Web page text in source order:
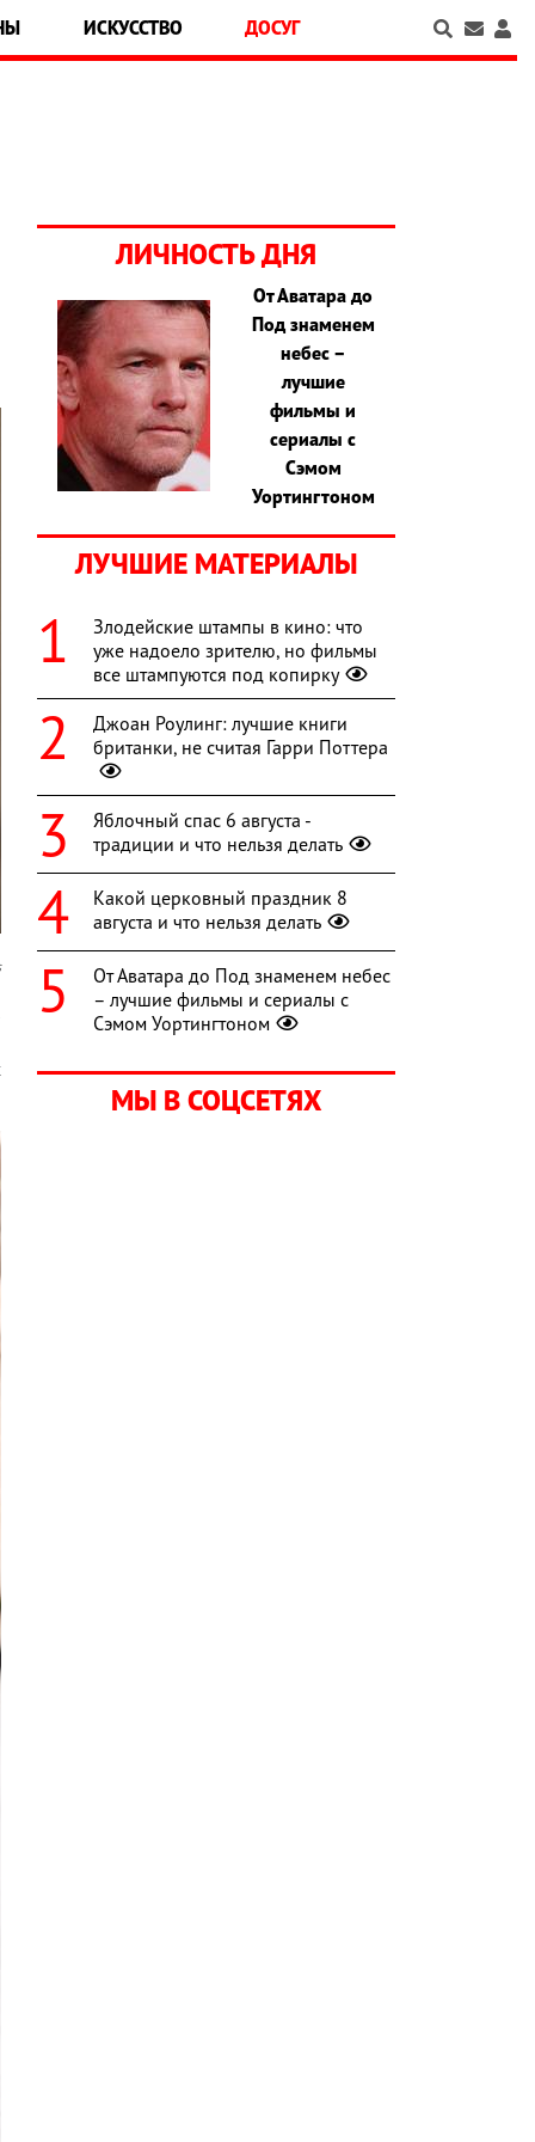
ИСКУССТВО ДОСУГ
ЛИЧНОСТЬ ДНЯ
От Аватара до
Под знаменем
небес –
лучшие
фильмы и
сериалы с
Сэмом
Уортингтоном
ЛУЧШИЕ МАТЕРИАЛЫ
Злодейские штампы в кино: что
уже надоело зрителю, но фильмы
все штампуются под копирку
Джоан Роулинг: лучшие книги
британки, не считая Гарри Поттера
Яблочный спас 6 августа -
традиции и что нельзя делать
Какой церковный праздник 8
августа и что нельзя делать
От Аватара до Под знаменем небес
– лучшие фильмы и сериалы с
Сэмом Уортингтоном
МЫ В СОЦСЕТЯХ